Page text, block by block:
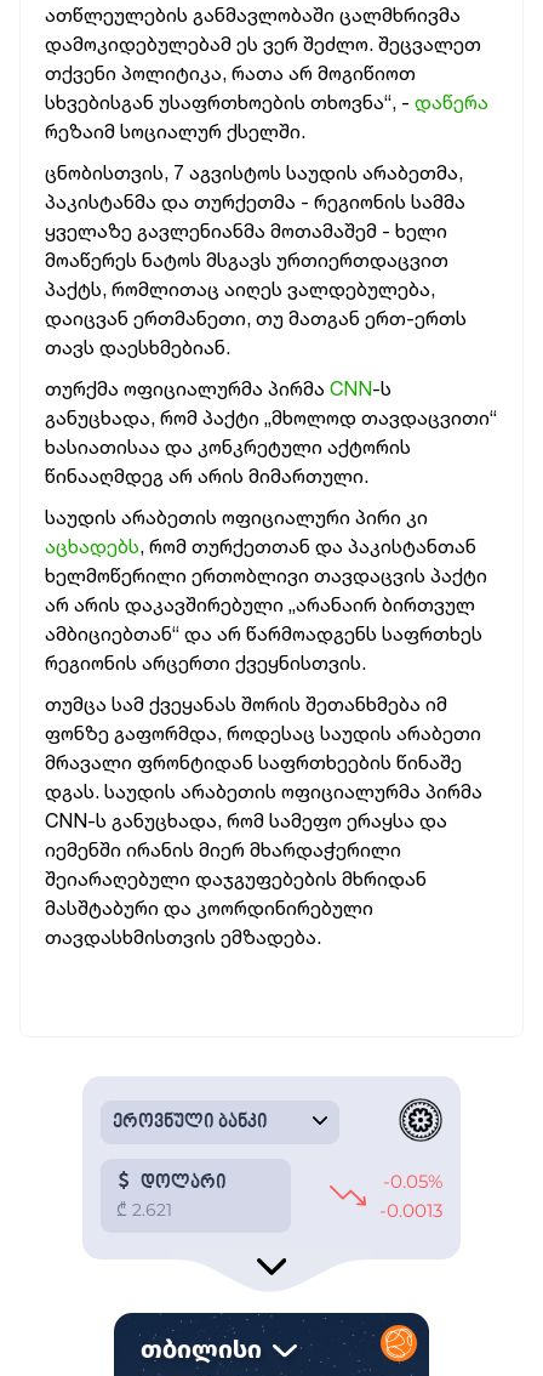
ათწლეულების განმავლობაში ცალმხრივმა
დამოკიდებულებამ ეს ვერ შეძლო. შეცვალეთ
თქვენი პოლიტიკა, რათა არ მოგიწიოთ
სხვებისგან უსაფრთხოების თხოვნა“, - დაწერა
რეზაიმ სოციალურ ქსელში.
ცნობისთვის, 7 აგვისტოს საუდის არაბეთმა,
პაკისტანმა და თურქეთმა - რეგიონის სამმა
ყველაზე გავლენიანმა მოთამაშემ - ხელი
მოაწერეს ნატოს მსგავს ურთიერთდაცვით
პაქტს, რომლითაც აიღეს ვალდებულება,
დაიცვან ერთმანეთი, თუ მათგან ერთ-ერთს
თავს დაესხმებიან.
თურქმა ოფიციალურმა პირმა CNN-ს
განუცხადა, რომ პაქტი „მხოლოდ თავდაცვითი“
ხასიათისაა და კონკრეტული აქტორის
წინააღმდეგ არ არის მიმართული.
საუდის არაბეთის ოფიციალური პირი კი
აცხადებს, რომ თურქეთთან და პაკისტანთან
ხელმოწერილი ერთობლივი თავდაცვის პაქტი
არ არის დაკავშირებული „არანაირ ბირთვულ
ამბიციებთან“ და არ წარმოადგენს საფრთხეს
რეგიონის არცერთი ქვეყნისთვის.
თუმცა სამ ქვეყანას შორის შეთანხმება იმ
ფონზე გაფორმდა, როდესაც საუდის არაბეთი
მრავალი ფრონტიდან საფრთხეების წინაშე
დგას. საუდის არაბეთის ოფიციალურმა პირმა
CNN-ს განუცხადა, რომ სამეფო ერაყსა და
იემენში ირანის მიერ მხარდაჭერილი
შეიარაღებული დაჯგუფებების მხრიდან
მასშტაბური და კოორდინირებული
თავდასხმისთვის ემზადება.